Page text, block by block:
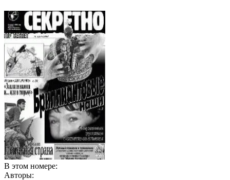
В этом номере:
Авторы: